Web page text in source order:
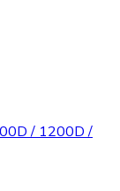
/ 1200D /